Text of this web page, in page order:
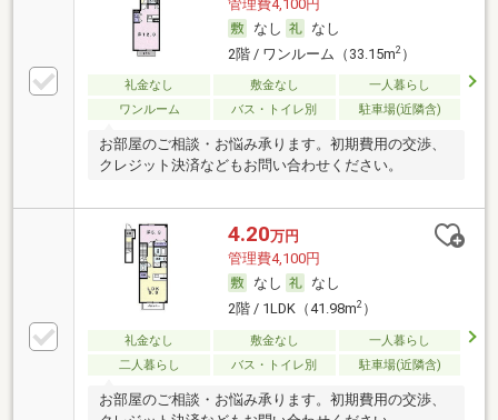
管理費4,100円
なし
なし
2階 / ワンルーム（33.15m2）
礼金なし 敷金なし
一人暮らし
ワンルーム
バス・トイレ別 駐車場(近隣含)
お部屋のご相談・お悩み承ります。初期費用の交渉、
クレジット決済などもお問い合わせください。
4.20万円
管理費4,100円
なし
なし
2階 / 1LDK（41.98m2）
礼金なし 敷金なし
一人暮らし
二人暮らし
バス・トイレ別 駐車場(近隣含)
お部屋のご相談・お悩み承ります。初期費用の交渉、